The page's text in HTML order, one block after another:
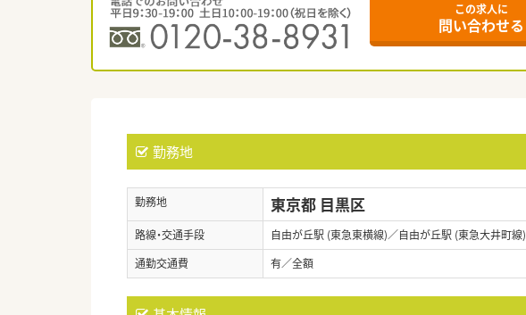
この求人に
問い合わせる
勤務地
勤務地 東京都 目黒区
路線・交通手段
自由が丘駅 (東急東横線)／自由が丘駅 (東急大井町線)
通勤交通費
有／全額